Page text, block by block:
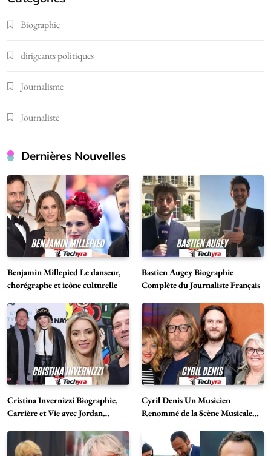
Biographie
dirigeants politiques
Journalisme
Journaliste
Dernières Nouvelles
Benjamin Millepied Le danseur,
chorégraphe et icône culturelle
Bastien Augey Biographie
Complète du Journaliste Français
Cristina Invernizzi Biographie,
Carrière et Vie avec Jordan
Cyril Denis Un Musicien
Renommé de la Scène Musicale